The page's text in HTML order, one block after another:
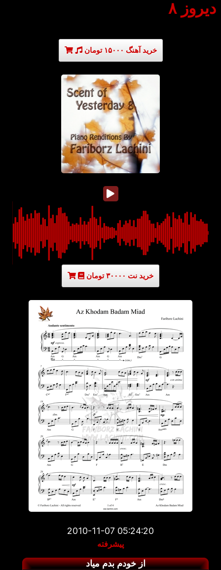
دیروز ۸
خرید آهنگ ۱۵۰۰۰ تومان
خرید نت ۳۰۰۰۰ تومان
2010-11-07 05:24:20
پیشرفته
از خودم بدم میاد